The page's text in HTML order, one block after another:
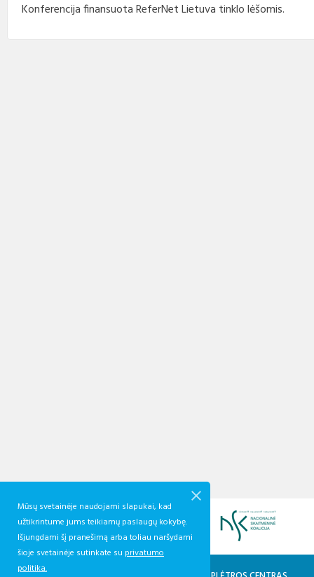
Mūsų svetainėje naudojami slapukai, kad
užtikrintume jums teikiamų paslaugų kokybę.
Išjungdami šį pranešimą arba toliau naršydami
šioje svetainėje sutinkate su privatumo
politika.
Konferencija finansuota ReferNet Lietuva tinklo lėšomis.